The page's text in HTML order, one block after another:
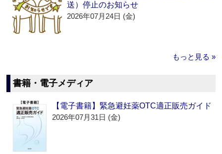
送）停止のお知らせ
2026年07月24日 (金)
もっと見る »
書籍・電子メディア
【電子書籍】緊急避妊薬OTC適正販売ガイド
2026年07月31日 (金)